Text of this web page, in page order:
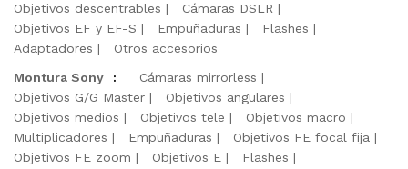
Objetivos descentrables
Cámaras DSLR
Objetivos EF y EF-S
Empuñaduras
Flashes
Adaptadores
Otros accesorios
Montura Sony
:
Cámaras mirrorless
Objetivos G/G Master
Objetivos angulares
Objetivos medios
Objetivos tele
Objetivos macro
Multiplicadores
Empuñaduras
Objetivos FE focal fija
Objetivos FE zoom
Objetivos E
Flashes